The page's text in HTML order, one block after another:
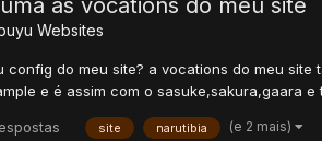
Websites
config do meu site? a vocations do meu
e é assim com o sasuke,sakura,gaara
site narutibia (e 2 mais)